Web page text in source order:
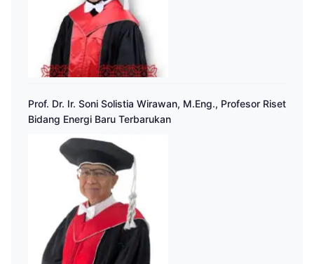
Prof. Dr. Ir. Soni Solistia Wirawan, M.Eng., Profesor Riset
Bidang Energi Baru Terbarukan